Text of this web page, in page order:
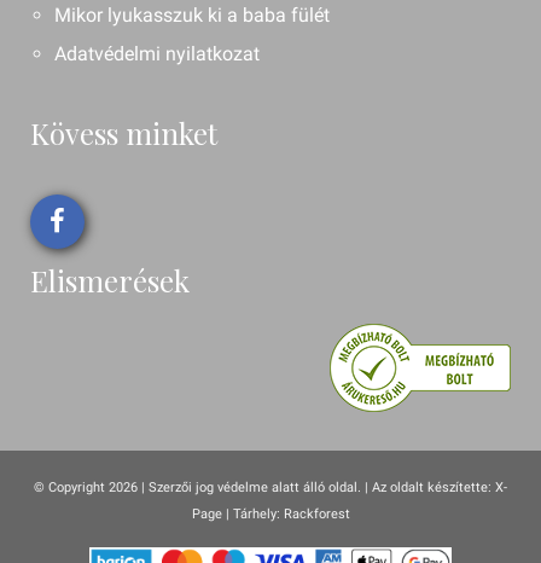
Mikor lyukasszuk ki a baba fülét
Adatvédelmi nyilatkozat
Kövess minket
Elismerések
© Copyright 2026 | Szerzői jog védelme alatt álló oldal. | Az oldalt készítette: X-
Page| Tárhely: Rackforest